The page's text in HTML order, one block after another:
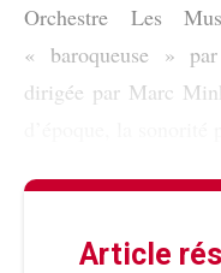
Orchestre Les
« baroqueuse »
dirigée par Marc
Article